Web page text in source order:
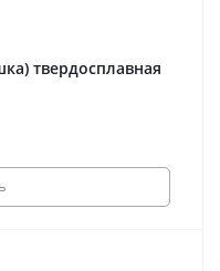
твердосплавная